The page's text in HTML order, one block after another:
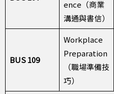
ence（商業
溝通與書信）
BUS 109
Workplace
Preparation
（職場準備技
巧）